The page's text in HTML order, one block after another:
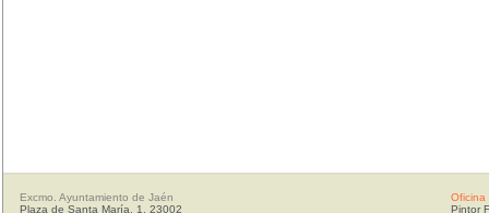
Excmo. Ayuntamiento de Jaén
Plaza de Santa María, 1. 23002
Oficina
Pintor